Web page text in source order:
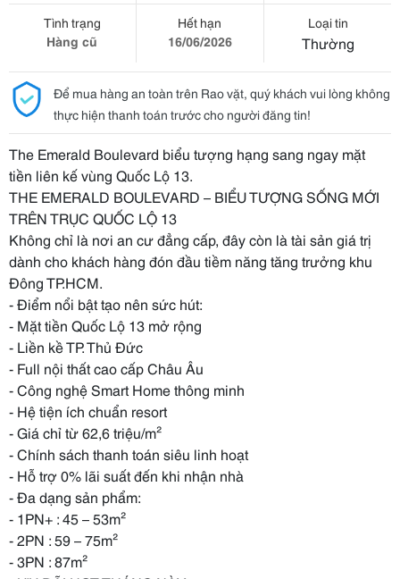
Tình trạng
Hàng cũ
Hết hạn
16/06/2026
Loại tin
Thường
Để mua hàng an toàn trên Rao vặt, quý khách vui lòng không
thực hiện thanh toán trước cho người đăng tin!
The Emerald Boulevard biểu tượng hạng sang ngay mặt
tiền liên kế vùng Quốc Lộ 13.
THE EMERALD BOULEVARD – BIỂU TƯỢNG SỐNG MỚI
TRÊN TRỤC QUỐC LỘ 13
Không chỉ là nơi an cư đẳng cấp, đây còn là tài sản giá trị
dành cho khách hàng đón đầu tiềm năng tăng trưởng khu
Đông TP.HCM.
- Điểm nổi bật tạo nên sức hút:
- Mặt tiền Quốc Lộ 13 mở rộng
- Liền kề TP. Thủ Đức
- Full nội thất cao cấp Châu Âu
- Công nghệ Smart Home thông minh
- Hệ tiện ích chuẩn resort
- Giá chỉ từ 62,6 triệu/m²
- Chính sách thanh toán siêu linh hoạt
- Hỗ trợ 0% lãi suất đến khi nhận nhà
- Đa dạng sản phẩm:
- 1PN+ : 45 – 53m²
- 2PN : 59 – 75m²
- 3PN : 87m²